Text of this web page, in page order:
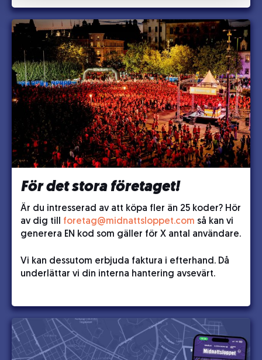
För det stora företaget!
Är du intresserad av att köpa fler än 25 koder? Hör
av dig till foretag@midnattsloppet.com så kan vi
generera EN kod som gäller för X antal användare.
Vi kan dessutom erbjuda faktura i efterhand. Då
underlättar vi din interna hantering avsevärt.